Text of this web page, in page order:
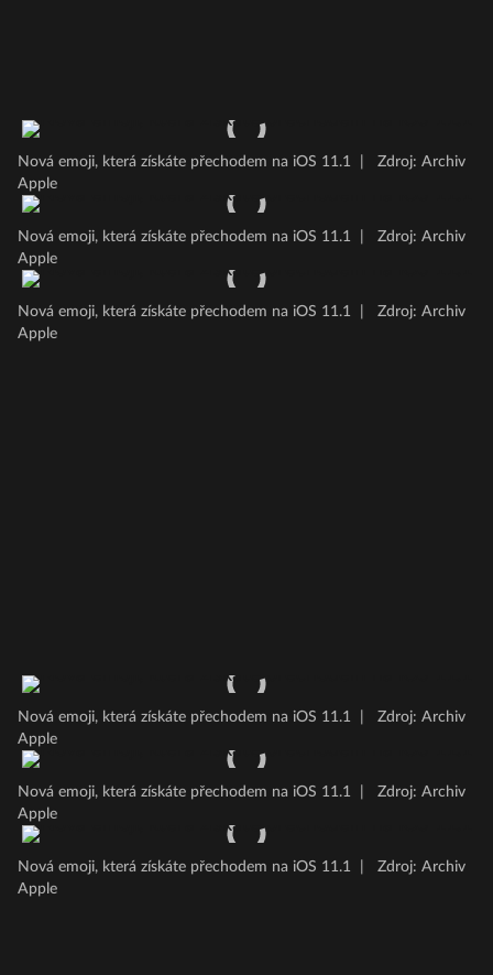
Nová emoji, která získáte přechodem na iOS 11.1
Zdroj: Archiv
Apple
Nová emoji, která získáte přechodem na iOS 11.1
Zdroj: Archiv
Apple
Nová emoji, která získáte přechodem na iOS 11.1
Zdroj: Archiv
Apple
Nová emoji, která získáte přechodem na iOS 11.1
Zdroj: Archiv
Apple
Nová emoji, která získáte přechodem na iOS 11.1
Zdroj: Archiv
Apple
Nová emoji, která získáte přechodem na iOS 11.1
Zdroj: Archiv
Apple